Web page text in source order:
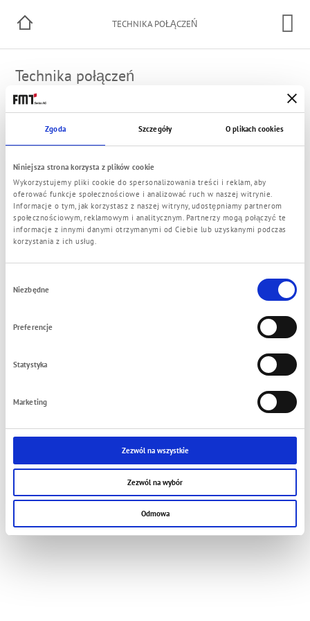
Zgoda Szczegóły O plikach cookies
Niniejsza strona korzysta z plików cookie
Wykorzystujemy pliki cookie do spersonalizowania treści i reklam, aby
oferować funkcje społecznościowe i analizować ruch w naszej witrynie.
Informacje o tym, jak korzystasz z naszej witryny, udostępniamy partnerom
społecznościowym, reklamowym i analitycznym. Partnerzy mogą połączyć te
informacje z innymi danymi otrzymanymi od Ciebie lub uzyskanymi podczas
korzystania z ich usług.
zgody
Niezbędne
Preferencje
Statystyka
Marketing
Zezwól na wszystkie
Zezwól na wybór
Odmowa
TECHNIKA POŁĄCZEŃ
Technika połączeń
Gwint przyłącza
Armatura przewodów giętkich
Połączenia sztywne / kołnierz
© 2021 FMT Swiss AG
Impressum Polityka prywatności Ogólne Warunki Handlowe Kontakt